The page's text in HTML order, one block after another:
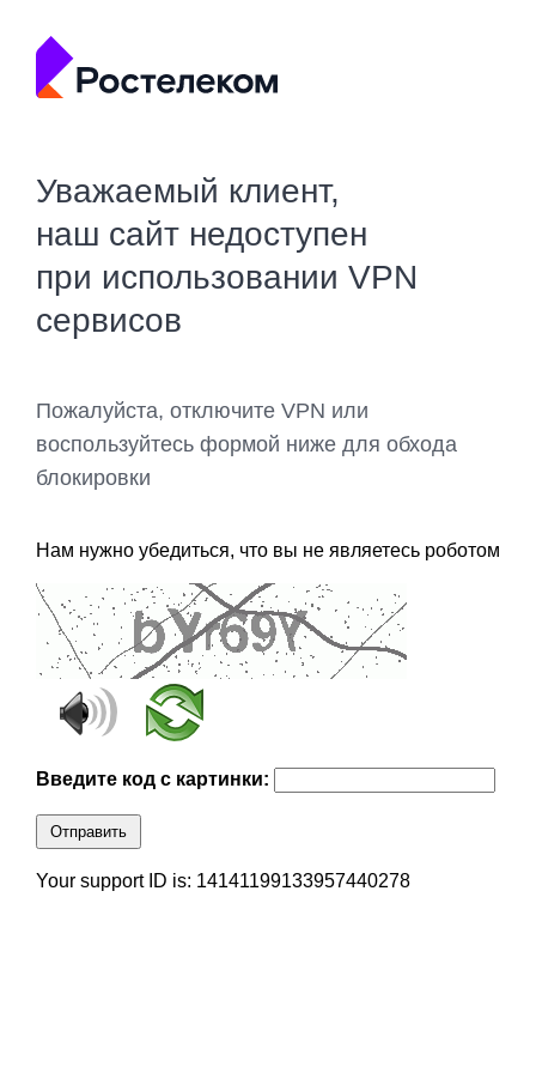
Уважаемый клиент,
наш сайт недоступен
при использовании VPN
сервисов
Пожалуйста, отключите VPN или
воспользуйтесь формой ниже для обхода
блокировки
Нам нужно убедиться, что вы не являетесь роботом
Введите код с картинки:
Отправить
Your support ID is: 14141199133957440278